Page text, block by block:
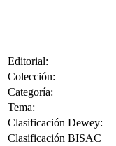
Editorial:
Colección:
Categoría:
Tema:
Clasificación Dewey:
Clasificación BISAC